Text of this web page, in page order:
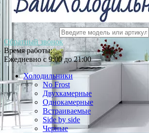
Обратный звонок
Время работы:
Ежедневно с 9:00 до 21:00
Холодильники
No Frost
Двухкамерные
Однокамерные
Встраиваемые
Side by side
Черные